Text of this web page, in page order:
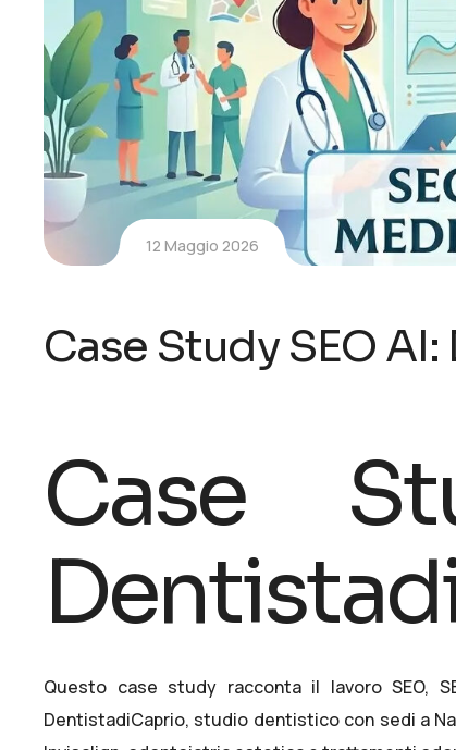
12 Maggio 2026
Case Study SEO
Case
Questo case study racconta il lavoro SEO,
DentistadiCaprio, studio dentistico con sedi a